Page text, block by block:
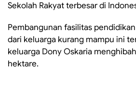
Sekolah Rakyat terbesar di
Pembangunan fasilitas
dari keluarga kurang mampu ini
keluarga Dony Oskaria
hektare.